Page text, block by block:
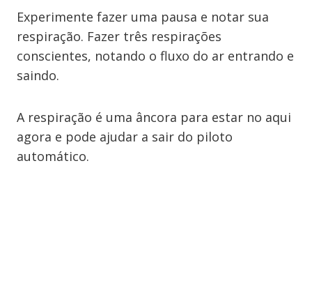
Experimente fazer uma pausa e notar sua
respiração. Fazer três respirações
conscientes, notando o fluxo do ar entrando e
saindo.
A respiração é uma âncora para estar no aqui
agora e pode ajudar a sair do piloto
automático.